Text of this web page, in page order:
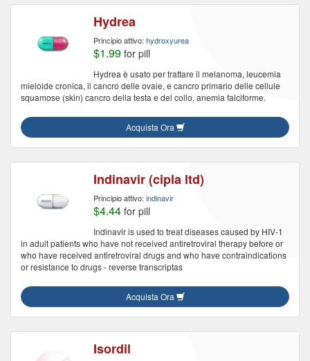
Hydrea
Principio attivo: hydroxyurea
$1.99 for pill
Hydrea è usato per trattare il melanoma, leucemia
mieloide cronica, il cancro delle ovaie, e cancro primario delle cellule
squamose (skin) cancro della testa e del collo, anemia falciforme.
Acquista Ora
Indinavir (cipla ltd)
Principio attivo: indinavir
$4.44 for pill
Indinavir is used to treat diseases caused by HIV-1
in adult patients who have not received antiretroviral therapy before or
who have received antiretroviral drugs and who have contraindications
or resistance to drugs - reverse transcriptas
Acquista Ora
Isordil